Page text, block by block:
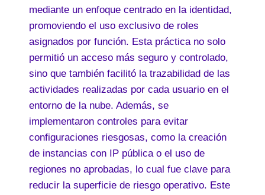
mediante un enfoque centrado en la identidad,
promoviendo el uso exclusivo de roles
asignados por función. Esta práctica no solo
permitió un acceso más seguro y controlado,
sino que también facilitó la trazabilidad de las
actividades realizadas por cada usuario en el
entorno de la nube. Además, se
implementaron controles para evitar
configuraciones riesgosas, como la creación
de instancias con IP pública o el uso de
regiones no aprobadas, lo cual fue clave para
reducir la superficie de riesgo operativo. Este